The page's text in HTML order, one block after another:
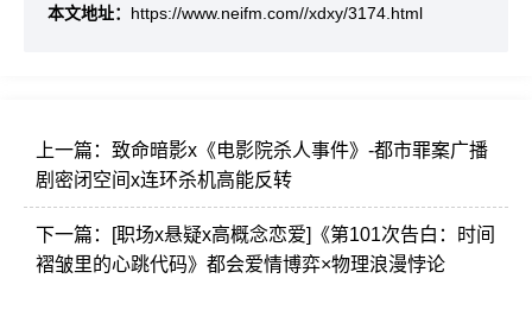
本文地址： https://www.neifm.com//xdxy/3174.html
上一篇： 致命暗影x《电影院杀人事件》-都市罪案广播
剧密闭空间x连环杀机高能反转
下一篇：
[职场x悬疑x高概念恋爱]《第101次告白：时间
褶皱里的心跳代码》都会爱情博弈×物理浪漫悖论